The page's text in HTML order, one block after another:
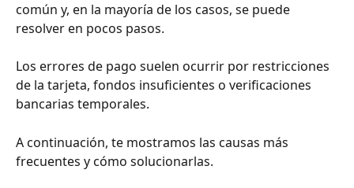
común y, en la mayoría de los casos, se puede
resolver en pocos pasos.
Los errores de pago suelen ocurrir por restricciones
de la tarjeta, fondos insuficientes o verificaciones
bancarias temporales.
A continuación, te mostramos las causas más
frecuentes y cómo solucionarlas.